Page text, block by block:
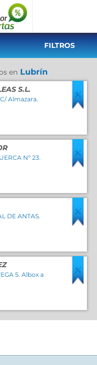
FILTROS
en Lubrín
S.L.
Almazara.
Nº 23.
DE ANTAS.
5. Albox a